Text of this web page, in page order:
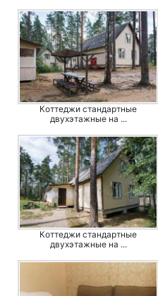
Коттеджи стандартные
двухэтажные на ...
Коттеджи стандартные
двухэтажные на ...